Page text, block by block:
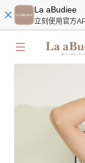
La aBudiee
立刻使用官方